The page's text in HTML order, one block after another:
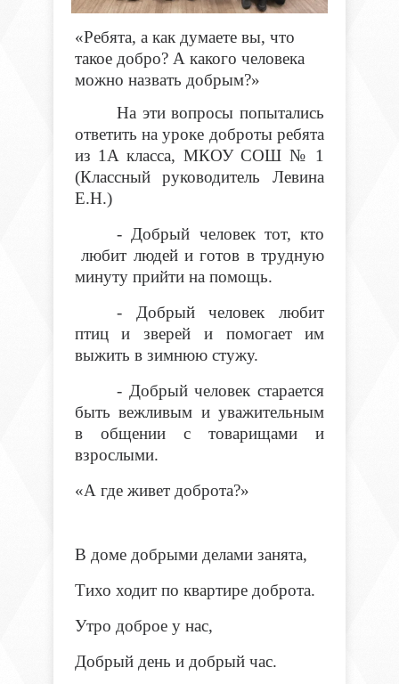
«Ребята, а как думаете вы, что
такое добро? А какого человека
можно назвать добрым?»
На эти вопросы попытались
ответить на уроке доброты ребята
из 1А класса, МКОУ СОШ № 1
(Классный руководитель Левина
Е.Н.)
- Добрый человек тот, кто
любит людей и готов в трудную
минуту прийти на помощь.
- Добрый человек любит
птиц и зверей и помогает им
выжить в зимнюю стужу.
- Добрый человек старается
быть вежливым и уважительным
в общении с товарищами и
взрослыми.
«А где живет доброта?»
В доме добрыми делами занята,
Тихо ходит по квартире доброта.
Утро доброе у нас,
Добрый день и добрый час.